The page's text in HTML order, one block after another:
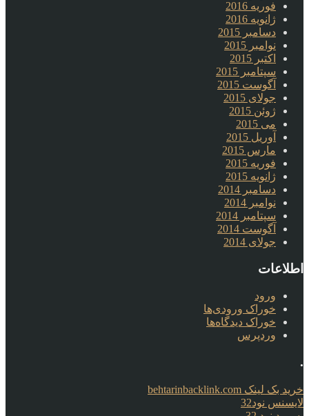
فوریه 2016
ژانویه 2016
دسامبر 2015
نوامبر 2015
اکتبر 2015
سپتامبر 2015
آگوست 2015
جولای 2015
ژوئن 2015
می 2015
آوریل 2015
مارس 2015
فوریه 2015
ژانویه 2015
دسامبر 2014
نوامبر 2014
سپتامبر 2014
آگوست 2014
جولای 2014
اطلاعات
ورود
خوراک ورودی‌ها
خوراک دیدگاه‌ها
وردپرس
.
خرید بک لینک behtarinbacklink.com
لایسنس نود32